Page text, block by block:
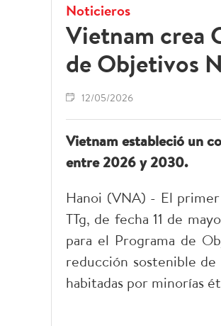
Noticieros
Vietnam crea
de Objetivos
12/05/2026
Vietnam estableció un
entre 2026 y 2030.
Hanoi (VNA) - El
TTg, de fecha 11 de
para el Programa de
reducción sostenible
habitadas por minorías